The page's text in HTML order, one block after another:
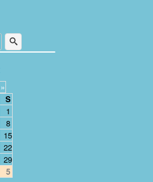
»
S
1
8
15
22
29
5